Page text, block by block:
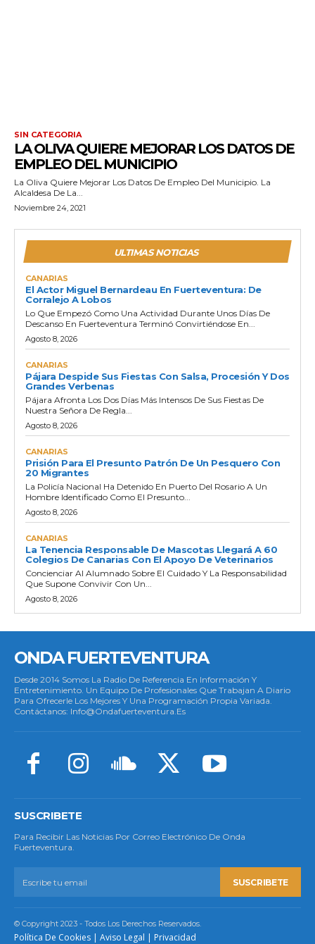
SIN CATEGORIA
LA OLIVA QUIERE MEJORAR LOS DATOS DE
EMPLEO DEL MUNICIPIO
La Oliva Quiere Mejorar Los Datos De Empleo Del Municipio. La
Alcaldesa De La...
Noviembre 24, 2021
ULTIMAS NOTICIAS
CANARIAS
El Actor Miguel Bernardeau En Fuerteventura: De
Corralejo A Lobos
Lo Que Empezó Como Una Actividad Durante Unos Días De
Descanso En Fuerteventura Terminó Convirtiéndose En...
Agosto 8, 2026
CANARIAS
Pájara Despide Sus Fiestas Con Salsa, Procesión Y Dos
Grandes Verbenas
Pájara Afronta Los Dos Días Más Intensos De Sus Fiestas De
Nuestra Señora De Regla...
Agosto 8, 2026
CANARIAS
Prisión Para El Presunto Patrón De Un Pesquero Con
20 Migrantes
La Policía Nacional Ha Detenido En Puerto Del Rosario A Un
Hombre Identificado Como El Presunto...
Agosto 8, 2026
CANARIAS
La Tenencia Responsable De Mascotas Llegará A 60
Colegios De Canarias Con El Apoyo De Veterinarios
Concienciar Al Alumnado Sobre El Cuidado Y La Responsabilidad
Que Supone Convivir Con Un...
Agosto 8, 2026
ONDA FUERTEVENTURA
Desde 2014 Somos La Radio De Referencia En Información Y
Entretenimiento. Un Equipo De Profesionales Que Trabajan A Diario
Para Ofrecerle Los Mejores Y Una Programación Propia Variada.
Contáctanos: Info@ondafuerteventura.es
SUSCRIBETE
Para Recibir Las Noticias Por Correo Electrónico De Onda
Fuerteventura.
SUSCRIBETE
© Copyright 2023 - Todos Los Derechos Reservados.
Política De Cookies | Aviso Legal | Privacidad